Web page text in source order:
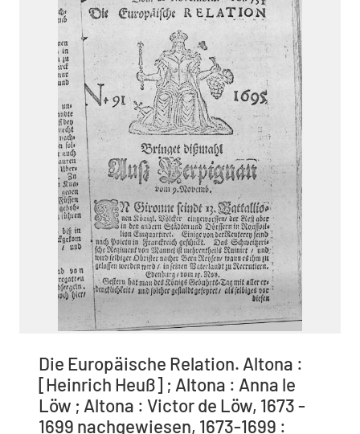
Die Europäische Relation. Altona :
[Heinrich Heuß] ; Altona : Anna le
Löw ; Altona : Victor de Löw, 1673 -
1699 nachgewiesen, 1673-1699 :